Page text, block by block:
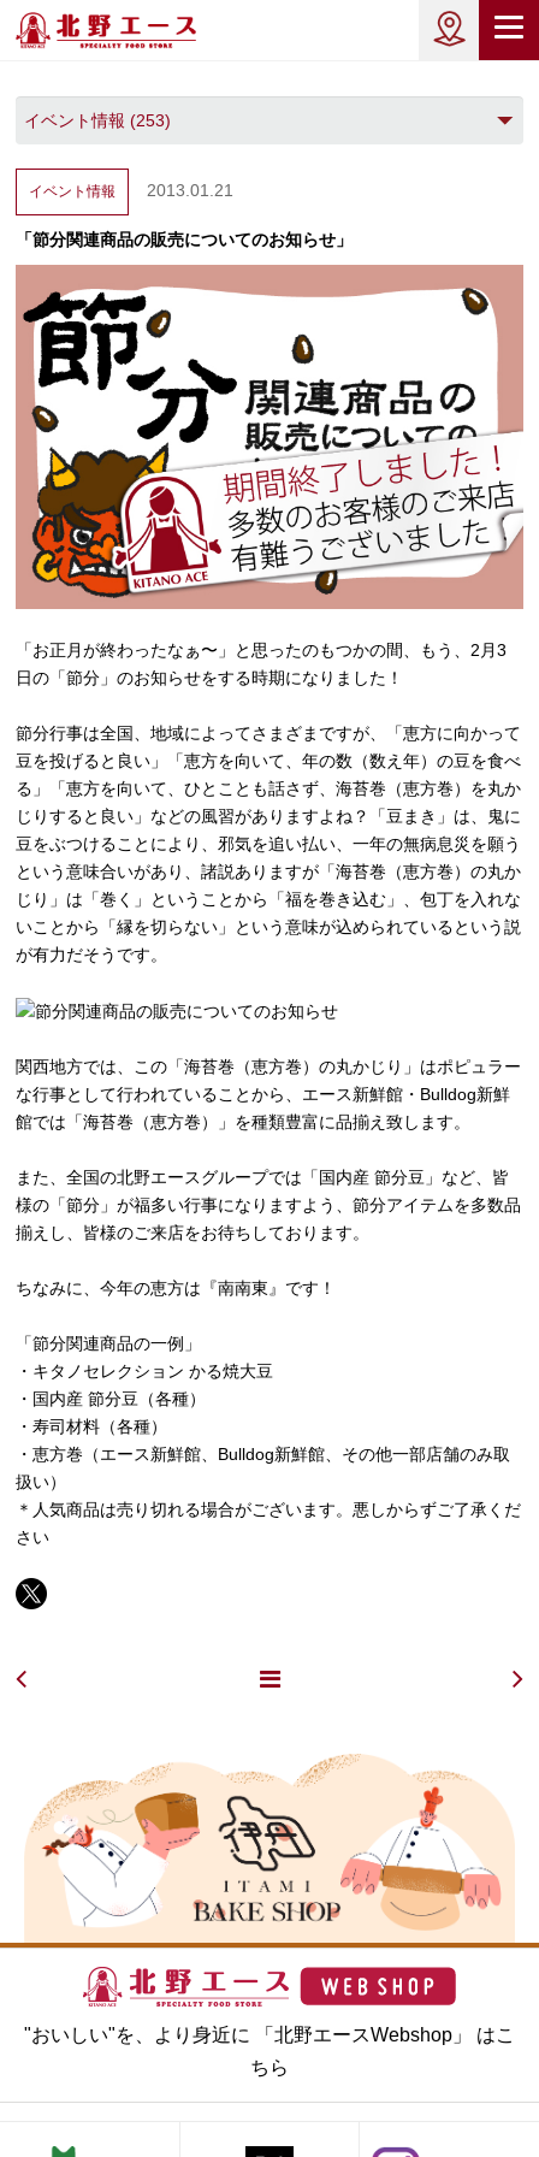
イベント情報 2013.01.21
「節分関連商品の販売についてのお知らせ」
「お正月が終わったなぁ〜」と思ったのもつかの間、もう、2月3
日の「節分」のお知らせをする時期になりました！
節分行事は全国、地域によってさまざまですが、「恵方に向かって
豆を投げると良い」「恵方を向いて、年の数（数え年）の豆を食べ
る」「恵方を向いて、ひとことも話さず、海苔巻（恵方巻）を丸か
じりすると良い」などの風習がありますよね？「豆まき」は、鬼に
豆をぶつけることにより、邪気を追い払い、一年の無病息災を願う
という意味合いがあり、諸説ありますが「海苔巻（恵方巻）の丸か
じり」は「巻く」ということから「福を巻き込む」、包丁を入れな
いことから「縁を切らない」という意味が込められているという説
が有力だそうです。
関西地方では、この「海苔巻（恵方巻）の丸かじり」はポピュラー
な行事として行われていることから、エース新鮮館・Bulldog新鮮
館では「海苔巻（恵方巻）」を種類豊富に品揃え致します。
また、全国の北野エースグループでは「国内産 節分豆」など、皆
様の「節分」が福多い行事になりますよう、節分アイテムを多数品
揃えし、皆様のご来店をお待ちしております。
ちなみに、今年の恵方は『南南東』です！
「節分関連商品の一例」
・キタノセレクション かる焼大豆
・国内産 節分豆（各種）
・寿司材料（各種）
・恵方巻（エース新鮮館、Bulldog新鮮館、その他一部店舗のみ取
扱い）
＊人気商品は売り切れる場合がございます。悪しからずご了承くだ
さい
"おいしい"を、より身近に 「北野エースWebshop」 はこ
ちら